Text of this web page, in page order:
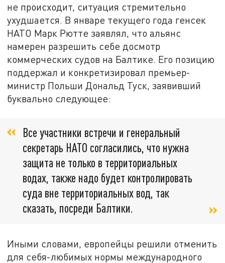
не происходит, ситуация стремительно
ухудшается. В январе текущего года генсек
НАТО Марк Рютте заявлял, что альянс
намерен разрешить себе досмотр
коммерческих судов на Балтике. Его позицию
поддержал и конкретизировал премьер-
министр Польши Дональд Туск, заявивший
буквально следующее:
Все участники встречи и генеральный
секретарь НАТО согласились, что нужна
защита не только в территориальных
водах, также надо будет контролировать
суда вне территориальных вод, так
сказать, посреди Балтики.
Иными словами, европейцы решили отменить
для себя-любимых нормы международного